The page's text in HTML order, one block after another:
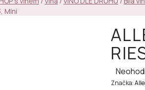
Mini
Značka: